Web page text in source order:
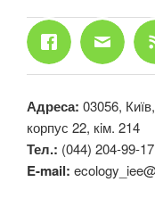
Адреса: 03056,
корпус 22, кiм. 214
Тел.: (044) 204-99-17
E-mail: